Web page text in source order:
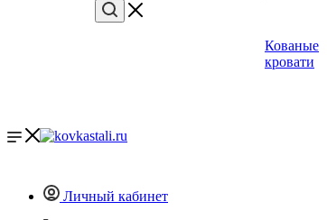
Кованые
кровати
Личный кабинет